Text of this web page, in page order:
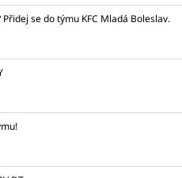
se do týmu KFC Mladá Boleslav.